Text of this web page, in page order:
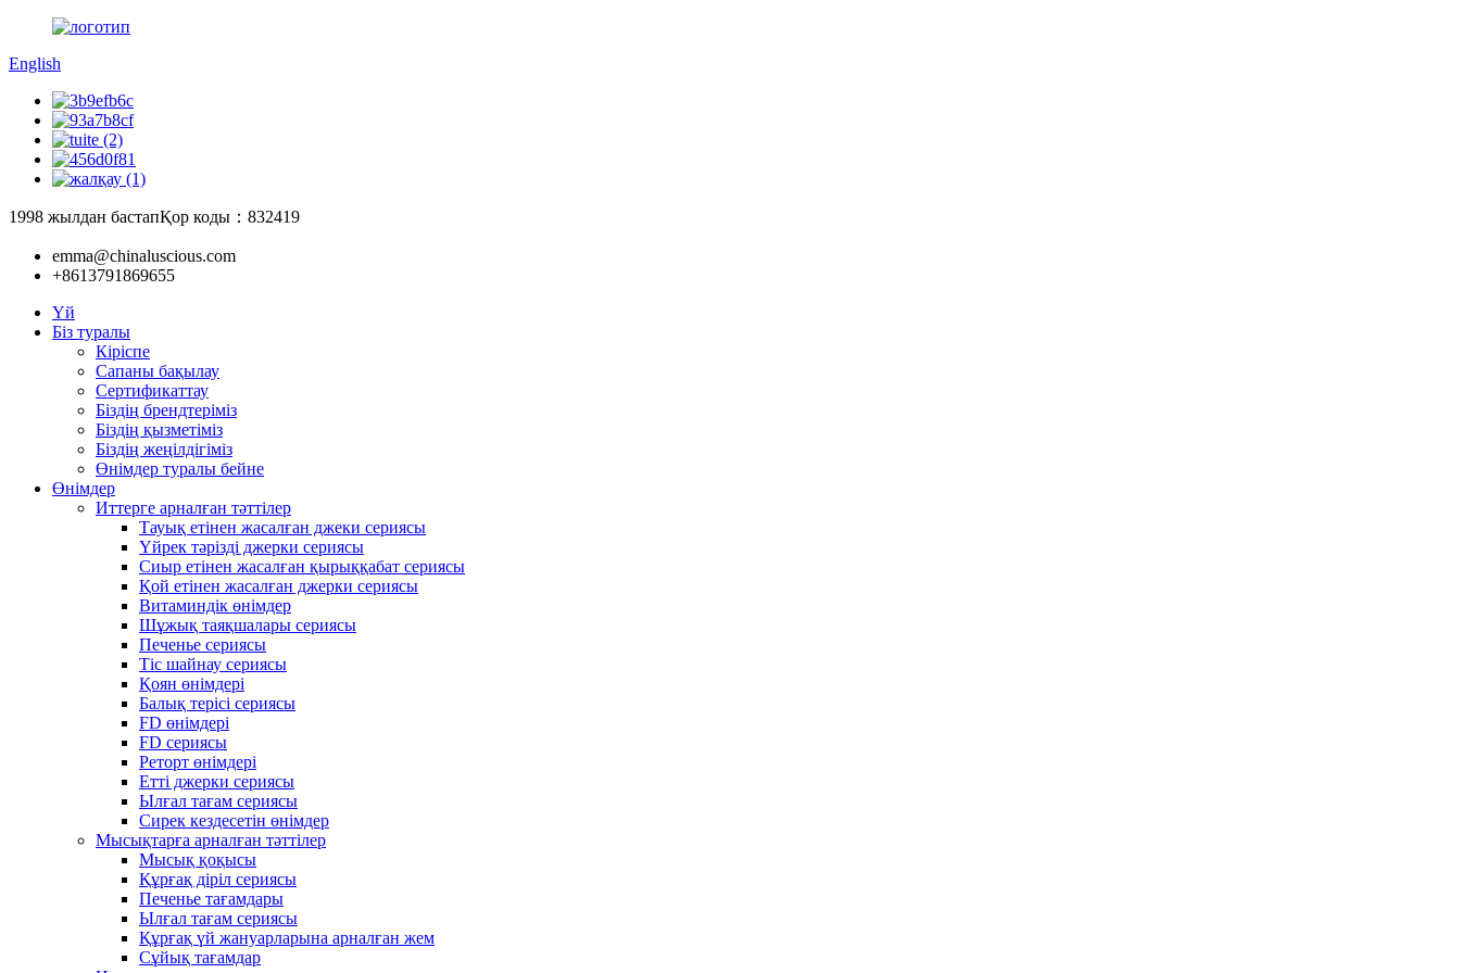
English
1998 жылдан бастапҚор коды：832419
emma@chinaluscious.com
+8613791869655
Үй
Біз туралы
Кіріспе
Сапаны бақылау
Сертификаттау
Біздің брендтеріміз
Біздің қызметіміз
Біздің жеңілдігіміз
Өнімдер туралы бейне
Өнімдер
Иттерге арналған тәттілер
Тауық етінен жасалған джеки сериясы
Үйрек тәрізді джерки сериясы
Сиыр етінен жасалған қырыққабат сериясы
Қой етінен жасалған джерки сериясы
Витаминдік өнімдер
Шұжық таяқшалары сериясы
Печенье сериясы
Тіс шайнау сериясы
Қоян өнімдері
Балық терісі сериясы
FD өнімдері
FD сериясы
Реторт өнімдері
Етті джерки сериясы
Ылғал тағам сериясы
Сирек кездесетін өнімдер
Мысықтарға арналған тәттілер
Мысық қоқысы
Құрғақ діріл сериясы
Печенье тағамдары
Ылғал тағам сериясы
Құрғақ үй жануарларына арналған жем
Сұйық тағамдар